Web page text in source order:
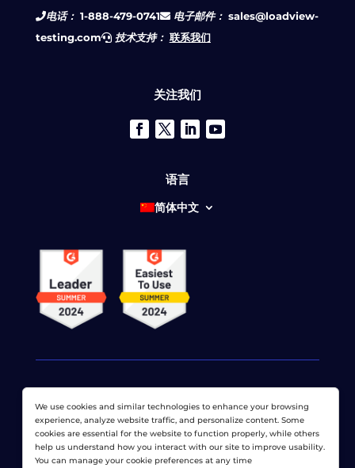
电话： 1-888-479-0741 电子邮件： sales@loadview-
testing.com
技术支持： 联系我们
关注我们
语言
简体中文
© 2026 网络显示器公司 版权所有。 LoadView 是 Dotcom-
Monitor公司
隐私政策|服务条款|许可专利 |网站地图
We use cookies and similar technologies to enhance your browsing
experience, analyze website traffic, and personalize content. Some
cookies are essential for the website to function properly, while others
help us understand how you interact with our site to improve usability.
You can manage your cookie preferences at any time